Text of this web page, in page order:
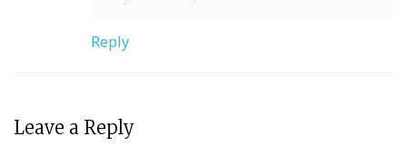
Reply
Leave a Reply